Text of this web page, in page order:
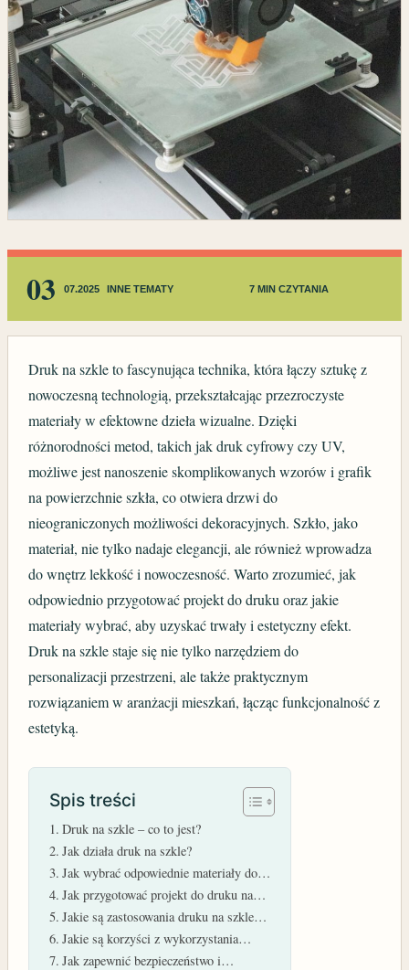
03 07.2025 INNE TEMATY 7 MIN CZYTANIA
Druk na szkle to fascynująca technika, która łączy sztukę z
nowoczesną technologią, przekształcając przezroczyste
materiały w efektowne dzieła wizualne. Dzięki
różnorodności metod, takich jak druk cyfrowy czy UV,
możliwe jest nanoszenie skomplikowanych wzorów i grafik
na powierzchnie szkła, co otwiera drzwi do
nieograniczonych możliwości dekoracyjnych. Szkło, jako
materiał, nie tylko nadaje elegancji, ale również wprowadza
do wnętrz lekkość i nowoczesność. Warto zrozumieć, jak
odpowiednio przygotować projekt do druku oraz jakie
materiały wybrać, aby uzyskać trwały i estetyczny efekt.
Druk na szkle staje się nie tylko narzędziem do
personalizacji przestrzeni, ale także praktycznym
rozwiązaniem w aranżacji mieszkań, łącząc funkcjonalność z
estetyką.
Spis treści
Druk na szkle – co to jest?
Jak działa druk na szkle?
Jak wybrać odpowiednie materiały do…
Jak przygotować projekt do druku na…
Jakie są zastosowania druku na szkle…
Jakie są korzyści z wykorzystania…
Jak zapewnić bezpieczeństwo i…